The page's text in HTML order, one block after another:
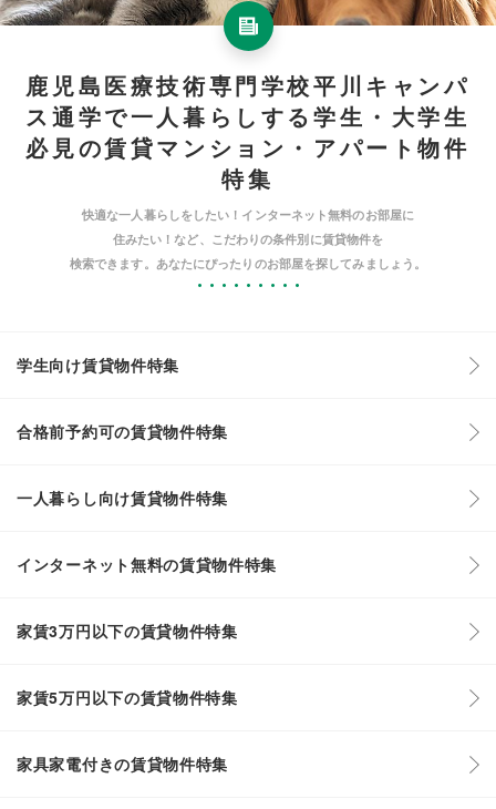
鹿児島医療技術専門学校平川キャンパ
ス通学で一人暮らしする学生・大学生
必見の賃貸マンション・アパート物件
特集
快適な一人暮らしをしたい！インターネット無料のお部屋に
住みたい！など、こだわりの条件別に賃貸物件を
検索できます。あなたにぴったりのお部屋を探してみましょう。
学生向け賃貸物件特集
合格前予約可の賃貸物件特集
一人暮らし向け賃貸物件特集
インターネット無料の賃貸物件特集
家賃3万円以下の賃貸物件特集
家賃5万円以下の賃貸物件特集
家具家電付きの賃貸物件特集